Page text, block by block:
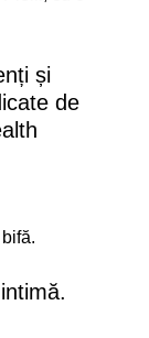
și
de